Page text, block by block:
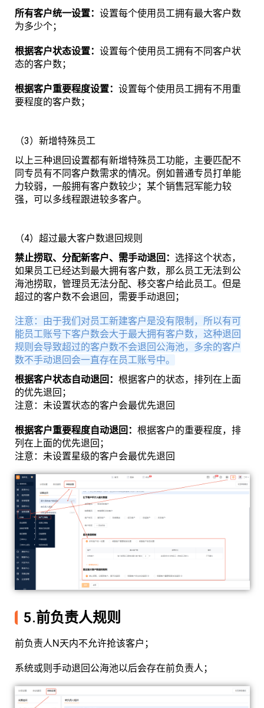
所有客户统一设置： 设置每个使用员工拥有最大客户数
为多少个；
根据客户状态设置： 设置每个使用员工拥有不同客户状
态的客户数；
根据客户重要程度设置： 设置每个使用员工拥有不用重
要程度的客户数；
（3）新增特殊员工
以上三种退回设置都有新增特殊员工功能，主要匹配不
同专员有不同客户数需求的情况。例如普通专员打单能
力较弱，一般拥有客户数较少；某个销售冠军能力较
强，可以多线程跟进较多客户。
（4）超过最大客户数退回规则
禁止捞取、分配新客户、需手动退回： 选择这个状态，
如果员工已经达到最大拥有客户数，那么员工无法到公
海池捞取，管理员无法分配、移交客户给此员工。但是
超过的客户数不会退回，需要手动退回；
注意：由于我们对员工新建客户是没有限制，所以有可
能员工账号下客户数会大于最大拥有客户数，这种退回
规则会导致超过的客户数不会退回公海池，多余的客户
数不手动退回会一直存在员工账号中。
根据客户状态自动退回： 根据客户的状态，排列在上面
的优先退回；
注意：未设置状态的客户会最优先退回
根据客户重要程度自动退回： 根据客户的重要程度，排
列在上面的优先退回；
注意：未设置星级的客户会最优先退回
5.前负责人规则
前负责人N天内不允许抢该客户；
系统或则手动退回公海池以后会存在前负责人；